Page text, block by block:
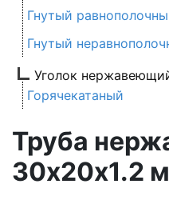
Гнутый
Гнутый
Уголок
Горячекатаный
Труба
30х20х1.2